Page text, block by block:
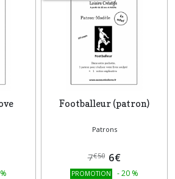
%
Footballeur (patron)
Patrons
7€50 6€
PROMOTION -20 %